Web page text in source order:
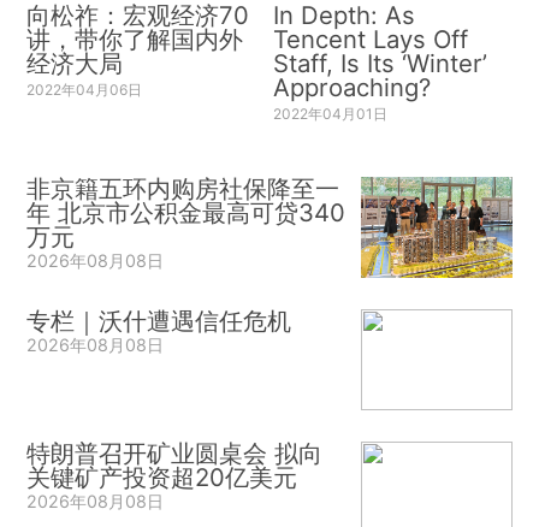
向松祚：宏观经济70
讲，带你了解国内外
经济大局
2022年04月06日
In Depth: As
Tencent Lays Off
Staff, Is Its ‘Winter’
Approaching?
2022年04月01日
非京籍五环内购房社保降至一
年 北京市公积金最高可贷340
万元
2026年08月08日
专栏｜沃什遭遇信任危机
2026年08月08日
特朗普召开矿业圆桌会 拟向
关键矿产投资超20亿美元
2026年08月08日